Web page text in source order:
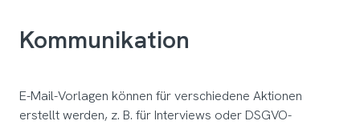
Kommunikation
E-Mail-Vorlagen können für verschiedene Aktionen
erstellt werden, z. B. für Interviews oder DSGVO-